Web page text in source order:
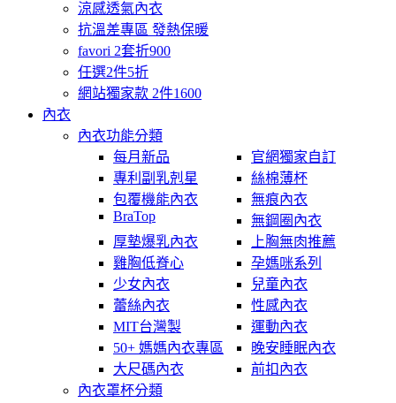
涼感透氣內衣
抗溫差專區 發熱保暖
favori 2套折900
任選2件5折
網站獨家款 2件1600
內衣
內衣功能分類
每月新品
官網獨家自訂
專利副乳剋星
絲棉薄杯
包覆機能內衣
無痕內衣
BraTop
無鋼圈內衣
厚墊爆乳內衣
上胸無肉推薦
雞胸低脊心
孕媽咪系列
少女內衣
兒童內衣
蕾絲內衣
性感內衣
MIT台灣製
運動內衣
50+ 媽媽內衣專區
晚安睡眠內衣
大尺碼內衣
前扣內衣
內衣罩杯分類